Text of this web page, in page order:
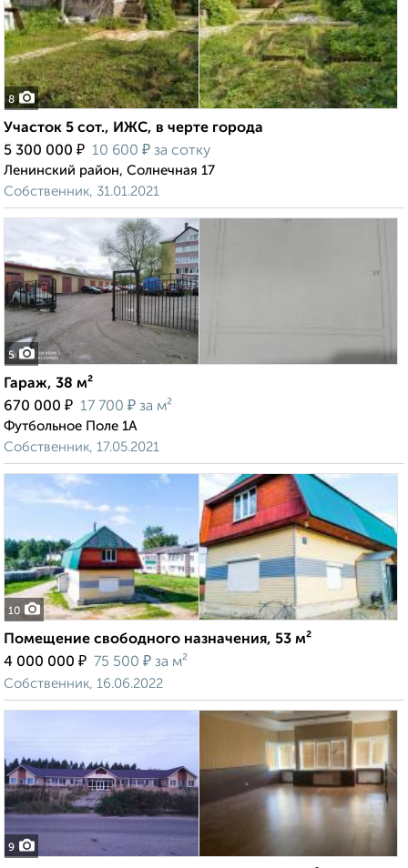
8
Участок 5 сот., ИЖС, в черте города
5 300 000 ₽ 10 600 ₽ за сотку
Ленинский район, Солнечная 17
Собственник, 31.01.2021
5
Гараж, 38 м²
670 000 ₽ 17 700 ₽ за м²
Футбольное Поле 1А
Собственник, 17.05.2021
10
Помещение свободного назначения, 53 м²
4 000 000 ₽ 75 500 ₽ за м²
Собственник, 16.06.2022
9